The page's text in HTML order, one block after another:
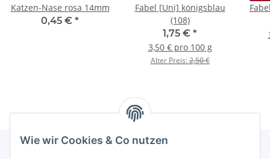
Wie wir Cookies & Co nutzen
Katzen-Nase rosa 14mm
0,45 € *
Fabel [Uni] königsblau
(108)
1,75 € *
3,50 € pro 100 g
Alter Preis:2,50 €